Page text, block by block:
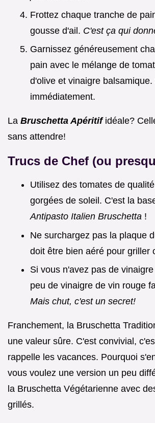
Frottez chaque tranche de
gousse d'ail. C'est ça qui
Garnissez généreusement
pain avec le mélange de
d'olive et vinaigre balsamique.
immédiatement.
La Bruschetta Apéritif idéale?
sans attendre!
Trucs de Chef (ou
Utilisez des tomates de
gorgées de soleil. C'est la
Antipasto Italien Bruschetta !
Ne surchargez pas la plaque
doit être bien aéré pour griller
Si vous n'avez pas de
peu de vinaigre de vin rouge
Mais chut, c'est un secret!
Franchement, la Bruschetta
une valeur sûre. C'est convivial,
rappelle les vacances. Pourquoi
vous voulez une version un peu
la Bruschetta Végétarienne avec
grillés.